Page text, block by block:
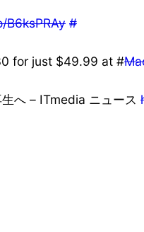
#
for just $49.99 at #
へ – ITmedia ニュース